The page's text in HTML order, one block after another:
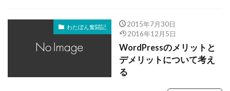
わたぼん奮闘記
2015年7月30日
2016年12月5日
WordPressのメリットと
デメリットについて考え
る